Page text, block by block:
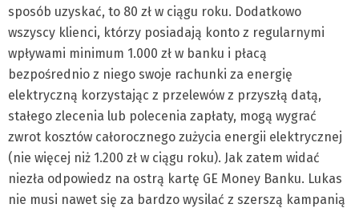
sposób uzyskać, to 80 zł w ciągu roku. Dodatkowo
wszyscy klienci, którzy posiadają konto z regularnymi
wpływami minimum 1.000 zł w banku i płacą
bezpośrednio z niego swoje rachunki za energię
elektryczną korzystając z przelewów z przyszłą datą,
stałego zlecenia lub polecenia zapłaty, mogą wygrać
zwrot kosztów całorocznego zużycia energii elektrycznej
(nie więcej niż 1.200 zł w ciągu roku). Jak zatem widać
niezła odpowiedz na ostrą kartę GE Money Banku. Lukas
nie musi nawet się za bardzo wysilać z szerszą kampanią